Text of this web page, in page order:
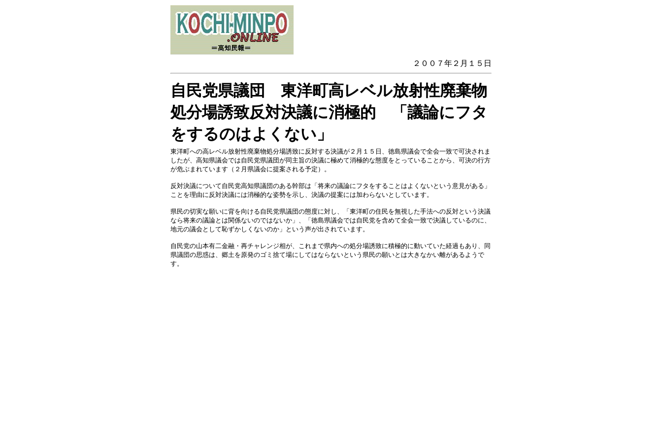
２００７年２月１５日
自民党県議団 東洋町高レベル放射性廃棄物
処分場誘致反対決議に消極的 「議論にフタ
をするのはよくない」
東洋町への高レベル放射性廃棄物処分場誘致に反対する決議が２月１５日、徳島県議会で全会一致で可決されま
したが、高知県議会では自民党県議団が同主旨の決議に極めて消極的な態度をとっていることから、可決の行方
が危ぶまれています（２月県議会に提案される予定）。
反対決議について自民党高知県議団のある幹部は「将来の議論にフタをすることはよくないという意見がある」
ことを理由に反対決議には消極的な姿勢を示し、決議の提案には加わらないとしています。
県民の切実な願いに背を向ける自民党県議団の態度に対し、「東洋町の住民を無視した手法への反対という決議
なら将来の議論とは関係ないのではないか」、「徳島県議会では自民党を含めて全会一致で決議しているのに、
地元の議会として恥ずかしくないのか」という声が出されています。
自民党の山本有二金融・再チャレンジ相が、これまで県内への処分場誘致に積極的に動いていた経過もあり、同
県議団の思惑は、郷土を原発のゴミ捨て場にしてはならないという県民の願いとは大きなかい離があるようで
す。